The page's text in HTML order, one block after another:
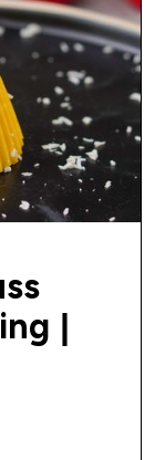
|